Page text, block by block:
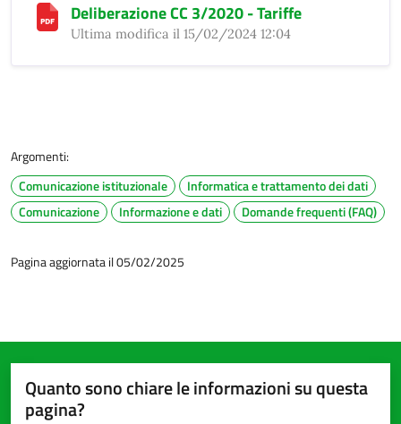
Deliberazione CC 3/2020 - Tariffe
Ultima modifica il 15/02/2024 12:04
Argomenti:
Comunicazione istituzionale
Informatica e trattamento dei dati
Comunicazione
Informazione e dati Domande frequenti (FAQ)
Pagina aggiornata il 05/02/2025
Quanto sono chiare le informazioni su questa
pagina?